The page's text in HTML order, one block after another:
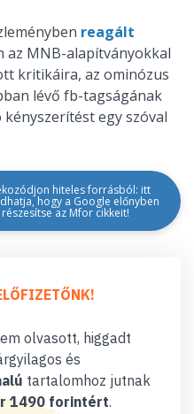
reagált
az MNB-alapítványokkal
kritikáira, az ominózus
lévő fb-tagságának
egy szóval
hiteles forrásból: itt
hogy a Google előnyben
részesítse az Mfor cikkeit!
olvasott, higgadt
és
tartalomhoz jutnak
1490 forintért.